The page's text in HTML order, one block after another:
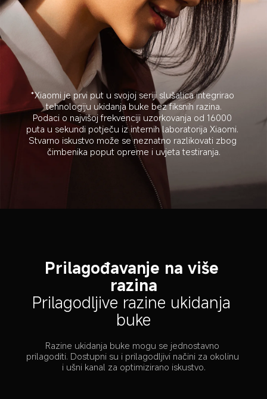
*Xiaomi je prvi put u svojoj seriji slušalica integrirao
tehnologiju ukidanja buke bez fiksnih razina.
Podaci o najvišoj frekvenciji uzorkovanja od 16000
puta u sekundi potječu iz internih laboratorija Xiaomi.
Stvarno iskustvo može se neznatno razlikovati zbog
čimbenika poput opreme i uvjeta testiranja.
Prilagođavanje na više
razina
Prilagodljive razine ukidanja
buke
Razine ukidanja buke mogu se jednostavno
prilagoditi. Dostupni su i prilagodljivi načini za okolinu
i ušni kanal za optimizirano iskustvo.